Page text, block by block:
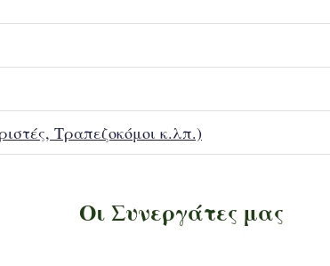
Τραπεζοκόμοι κ.λπ.)
Οι Συνεργάτες μας